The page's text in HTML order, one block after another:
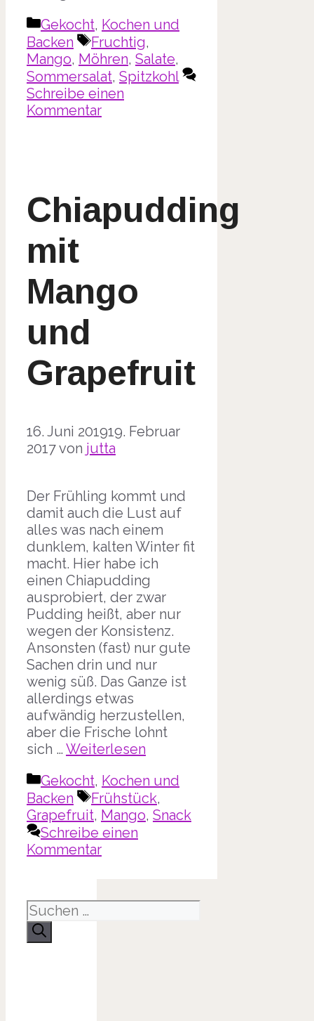
Kategorien
Gekocht, Kochen und
Backen
Schlagwörter
Fruchtig,
Mango, Möhren, Salate,
Sommersalat, Spitzkohl
Schreibe einen
Kommentar
Chiapudding
mit
Mango
und
Grapefruit
16. Juni 201919. Februar
2017von jutta
Der Frühling kommt und
damit auch die Lust auf
alles was nach einem
dunklem, kalten Winter fit
macht. Hier habe ich
einen Chiapudding
ausprobiert, der zwar
Pudding heißt, aber nur
wegen der Konsistenz.
Ansonsten (fast) nur gute
Sachen drin und nur
wenig süß. Das Ganze ist
allerdings etwas
aufwändig herzustellen,
aber die Frische lohnt
sich … Weiterlesen
Kategorien
Gekocht, Kochen und
Backen
Schlagwörter
Frühstück,
Grapefruit, Mango, Snack
Schreibe einen
Kommentar
Suche
nach: